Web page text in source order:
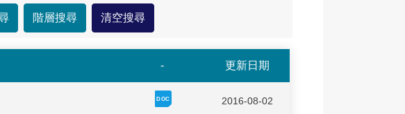
- 更新日期
2016-08-02